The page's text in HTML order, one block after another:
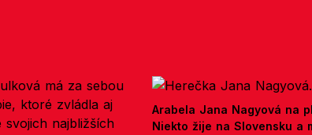
Arabela Jana Nagyová na
Niekto žije na Slovensku a